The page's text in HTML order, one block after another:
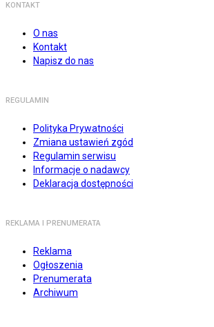
KONTAKT
O nas
Kontakt
Napisz do nas
REGULAMIN
Polityka Prywatności
Zmiana ustawień zgód
Regulamin serwisu
Informacje o nadawcy
Deklaracja dostępności
REKLAMA I PRENUMERATA
Reklama
Ogłoszenia
Prenumerata
Archiwum